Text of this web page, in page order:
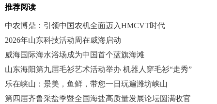
推荐阅读
中农博鼎：引领中国农机全面迈入HMCVT时代
2026年山东科技活动周在威海启动
威海国际海水浴场成为中国首个蓝旗海滩
山东海阳第九届毛衫艺术活动举办 机器人穿毛衫“走秀”
乐在峡山：景美，鱼鲜，带您一日玩遍潍坊峡山
第四届齐鲁采盐季暨全国海盐高质量发展论坛圆满收官